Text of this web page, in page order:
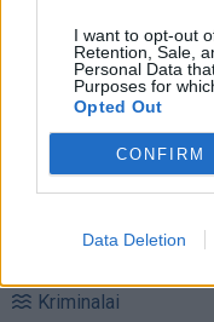
I want to opt-out
Retention, Sale,
Personal Data
Purposes for
Opted Out
CONFIRM
Data Deletion
TAIP
Kriminalai